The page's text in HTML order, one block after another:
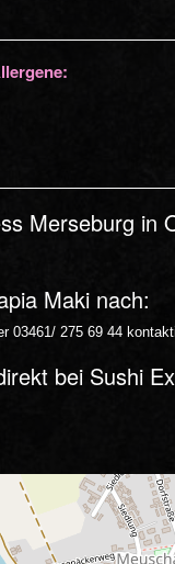
Merseburg in
Maki nach:
03461/ 275 69 44
bei Sushi